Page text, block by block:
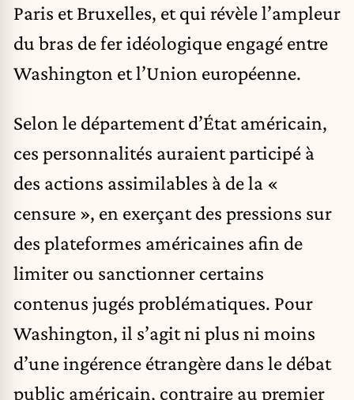
Paris et Bruxelles, et qui révèle l’ampleur
du bras de fer idéologique engagé entre
Washington et l’Union européenne.
Selon le département d’État américain,
ces personnalités auraient participé à
des actions assimilables à de la «
censure », en exerçant des pressions sur
des plateformes américaines afin de
limiter ou sanctionner certains
contenus jugés problématiques. Pour
Washington, il s’agit ni plus ni moins
d’une ingérence étrangère dans le débat
public américain, contraire au premier